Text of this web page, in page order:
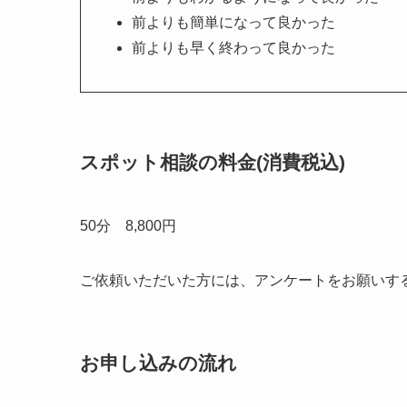
前よりも簡単になって良かった
前よりも早く終わって良かった
スポット相談の料金(消費税込)
50分 8,800円
ご依頼いただいた方には、アンケートをお願いす
お申し込みの流れ